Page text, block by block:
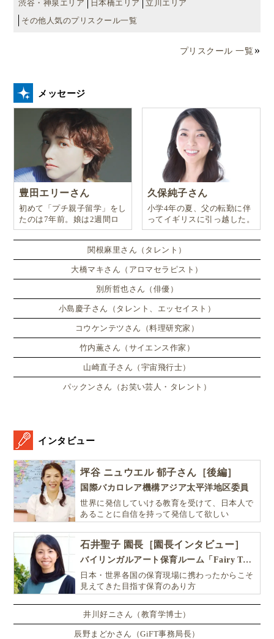
渋谷・神泉エリア 日本橋エリア
立川エリア
その他人気のプリスクール一覧
プリスクール 一覧
メッセージ
豊田エリーさん
初めて「プチ親子留学」をし
たのは7年前。娘は2週間ロ
ンドンのサマースクールに通
い、英語劇に挑戦したり、
久保純子さん
小学4年の夏、父の転勤に伴
ってイギリスに引っ越した。
関根麻里さん（タレント）
大橋マキさん（アロマセラピスト）
別所哲也さん（俳優）
小島慶子さん（タレント、エッセイスト）
コウケンテツさん（料理研究家）
竹内薫さん（サイエンス作家）
山崎直子さん（宇宙飛行士）
パックンさん（お笑い芸人・タレント）
インタビュー
坪谷 ニュウエル 郁子さん［後編］
国際バカロレア機構アジア太平洋地区委員
世界に発信していける教育を受けて、日本人で
あることに自信を持って発信して欲しい
石井聖子 園長［園長インタビュー］
バイリンガルアート保育ルーム「Fairy Tale（フェアリーテイル）」
日本・世界各国の保育現場に携わったからこそ
見えてきた目指す保育のあり方
井川好ニさん（教育学博士）
辰野まどかさん（GiFT事務局長）